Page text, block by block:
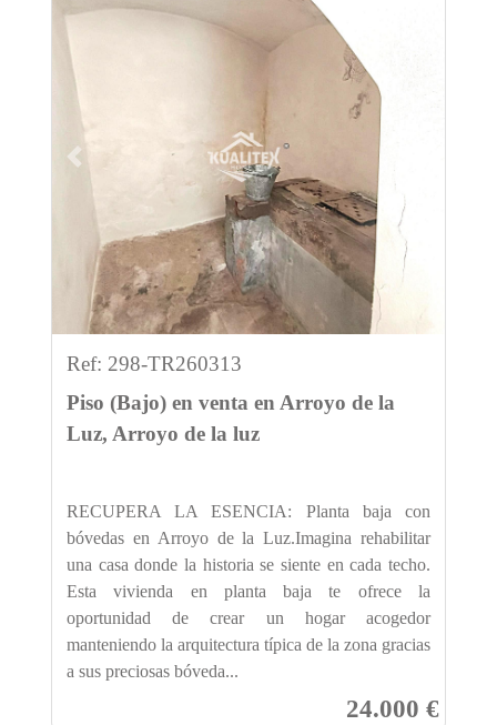
Previous
Ref: 298-TR260313
Piso (Bajo) en venta en Arroyo de la
Luz, Arroyo de la luz
RECUPERA LA ESENCIA: Planta baja con
bóvedas en Arroyo de la Luz.Imagina rehabilitar
una casa donde la historia se siente en cada techo.
Esta vivienda en planta baja te ofrece la
oportunidad de crear un hogar acogedor
manteniendo la arquitectura típica de la zona gracias
a sus preciosas bóveda...
24.000 €